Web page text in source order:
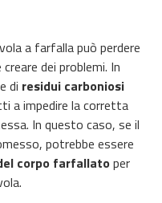
a farfalla può perdere
dei problemi. In
e di residui carboniosi
a impedire la corretta
In questo caso, se il
potrebbe essere
corpo farfallato per